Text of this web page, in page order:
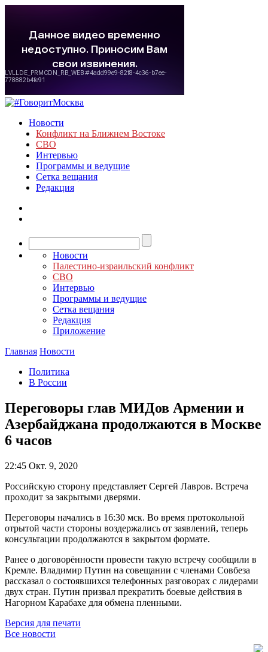
Новости
Конфликт на Ближнем Востоке
СВО
Интервью
Программы и ведущие
Сетка вещания
Редакция
Новости
Палестино-израильский конфликт
СВО
Интервью
Программы и ведущие
Сетка вещания
Редакция
Приложение
Главная Новости
Политика
В России
Переговоры глав МИДов Армении и
Азербайджана продолжаются в Москве
6 часов
22:45 Окт. 9, 2020
Российскую сторону представляет Сергей Лавров. Встреча
проходит за закрытыми дверями.
Переговоры начались в 16:30 мск. Во время протокольной
отрытой части стороны воздержались от заявлений, теперь
консультации продолжаются в закрытом формате.
Ранее о договорённости провести такую встречу сообщили в
Кремле. Владимир Путин на совещании с членами Совбеза
рассказал о состоявшихся телефонных разговорах с лидерами
двух стран. Путин призвал прекратить боевые действия в
Нагорном Карабахе для обмена пленными.
Версия для печати
Все новости